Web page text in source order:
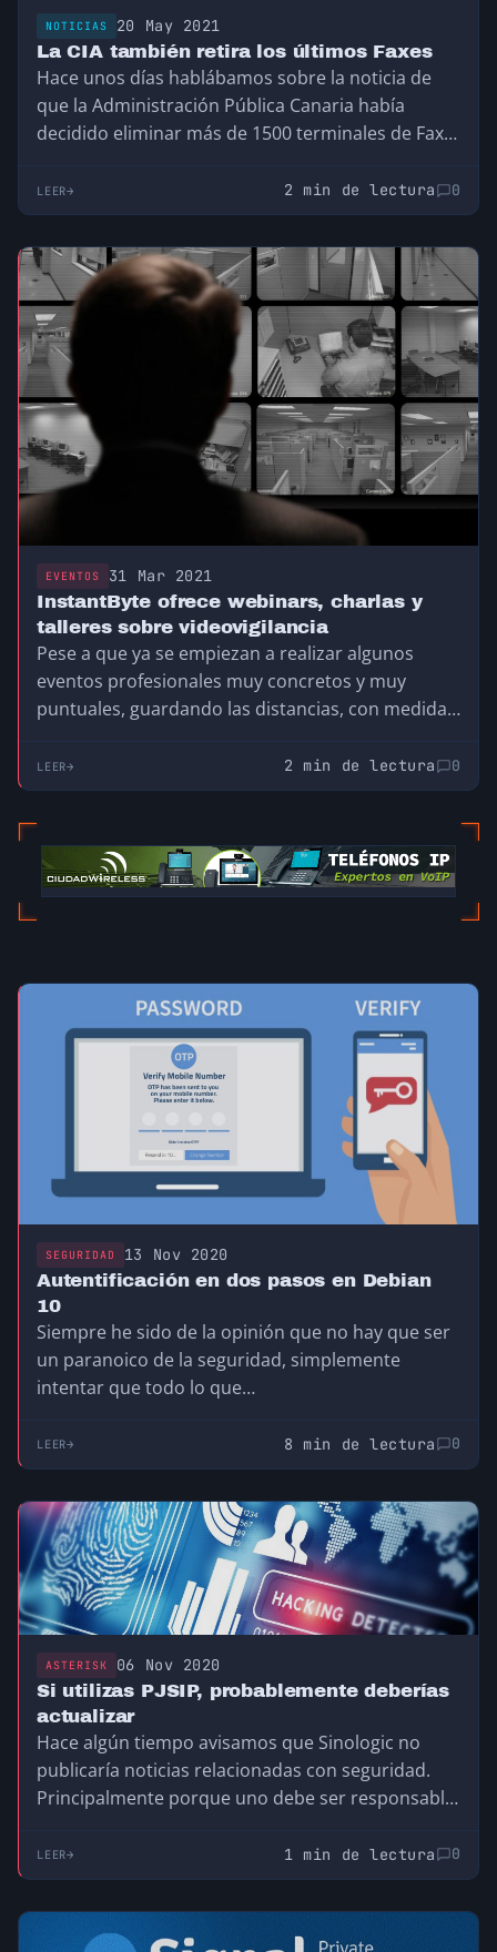
NOTICIAS 20 May 2021
La CIA también retira los últimos Faxes
Hace unos días hablábamos sobre la noticia de
que la Administración Pública Canaria había
decidido eliminar más de 1500 terminales de Fax…
LEER 2 min de lectura 0
EVENTOS 31 Mar 2021
InstantByte ofrece webinars, charlas y
talleres sobre videovigilancia
Pese a que ya se empiezan a realizar algunos
eventos profesionales muy concretos y muy
puntuales, guardando las distancias, con medidas
LEER 2 min de lectura 0
SEGURIDAD 13 Nov 2020
Autentificación en dos pasos en Debian
10
Siempre he sido de la opinión que no hay que ser
un paranoico de la seguridad, simplemente
intentar que todo lo que…
LEER 8 min de lectura 0
ASTERISK 06 Nov 2020
Si utilizas PJSIP, probablemente deberías
actualizar
Hace algún tiempo avisamos que Sinologic no
publicaría noticias relacionadas con seguridad.
Principalmente porque uno debe ser responsable
LEER 1 min de lectura 0